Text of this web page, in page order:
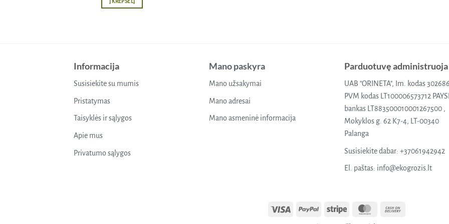
Į KREPŠELĮ
Informacija
Susisiekite su mumis
Pristatymas
Taisyklės ir sąlygos
Apie mus
Privatumo sąlygos
Mano paskyra
Mano užsakymai
Mano adresai
Mano asmeninė informacija
Parduotuvę administruoja
UAB "ORINETA", Im. kodas
PVM kodas LT100006573712
bankas LT883500010001267500 ,
Mokyklos g. 62 K7-4, LT-00340
Palanga
Susisiekite dabar: +37061942942
El. paštas: info@ekogrozis.lt
Visa PayPal Stripe MasterCard